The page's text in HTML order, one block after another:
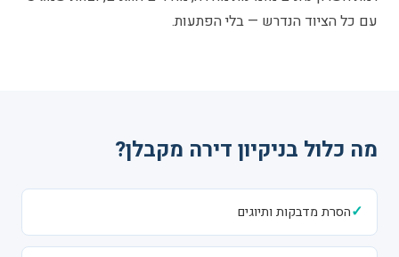
עם כל הציוד הנדרש — בלי הפתעות.
מה כלול בניקיון דירה מקבלן?
✓הסרת מדבקות ותיוגים